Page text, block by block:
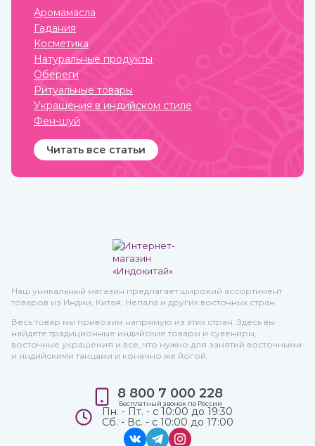
Аромамасла
Гадания
Косметика
Натуральные продукты
Обереги
Ритуальные товары
Украшения в индийском стиле
Фен-шуй
Читать все статьи
Наш уникальный магазин предлагает широкий ассортимент
товаров из Индии, Китая, Непала и других восточных стран.
Весь товар мы привозим напрямую из этих стран. Здесь вы
найдете традиционные индийские товары и сувениры,
восточные украшения и все, что нужно для занятий восточными
и индийскими танцами и конечно же йогой.
8 800 7 000 228
Бесплатный звонок по России
Пн. - Пт. - с 10:00 до 19:30
Сб. - Вс. - с 10:00 до 17:00